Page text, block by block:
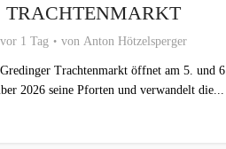
TRACHTENMARKT
vor 1 Tag von Anton Hötzelsperger
Trachtenmarkt öffnet am 5. und 6.
2026 seine Pforten und verwandelt die...